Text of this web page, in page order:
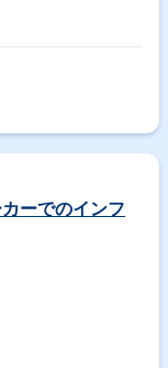
ーでのインフ